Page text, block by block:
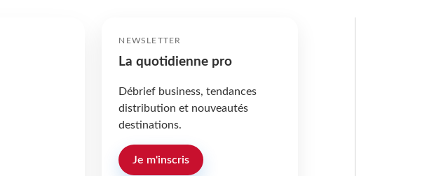
NEWSLETTER
La quotidienne pro
Débrief business, tendances
distribution et nouveautés
destinations.
Je m'inscris